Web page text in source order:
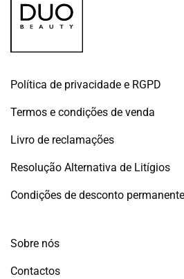
Política de privacidade e RGPD
Termos e condições de venda
Livro de reclamações
Resolução Alternativa de Litígios
Condições de desconto
Sobre nós
Contactos